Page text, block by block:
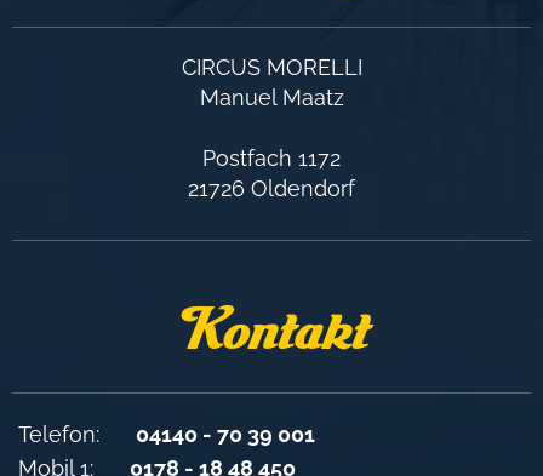
CIRCUS MORELLI
Manuel Maatz
Postfach 1172
21726 Oldendorf
Kontakt
Telefon: 04140 - 70 39 001
Mobil 1: 0178 - 18 48 450